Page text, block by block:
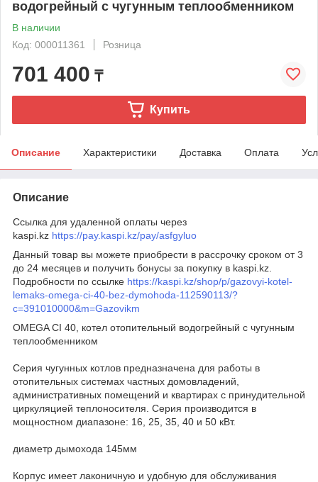
водогрейный с чугунным теплообменником
В наличии
Код: 000011361
Розница
701 400 ₸
Купить
Описание Характеристики Доставка Оплата
Описание
Ссылка для удаленной оплаты через
kaspi.kz https://pay.kaspi.kz/pay/asfgyluo
Данный товар вы можете приобрести в рассрочку сроком от 3
до 24 месяцев и получить бонусы за покупку в kaspi.kz.
Подробности по ссылке https://kaspi.kz/shop/p/gazovyi-kotel-
lemaks-omega-ci-40-bez-dymohoda-112590113/?
c=391010000&m=Gazovikm
OMEGA CI 40, котел отопительный водогрейный с чугунным
теплообменником
Серия чугунных котлов предназначена для работы в
отопительных системах частных домовладений,
административных помещений и квартирах с принудительной
циркуляцией теплоносителя. Серия производится в
мощностном диапазоне: 16, 25, 35, 40 и 50 кВт.
диаметр дымохода 145мм
Корпус имеет лаконичную и удобную для обслуживания